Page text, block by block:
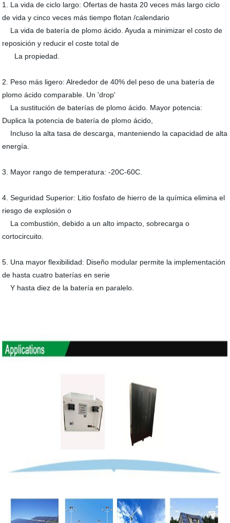
1. La vida de ciclo largo: Ofertas de hasta 20 veces más largo ciclo
de vida y cinco veces más tiempo flotan /calendario
La vida de batería de plomo ácido. Ayuda a minimizar el costo de
reposición y reducir el coste total de
La propiedad.
2. Peso más ligero: Alrededor de 40% del peso de una batería de
plomo ácido comparable. Un 'drop'
La sustitución de baterías de plomo ácido. Mayor potencia:
Duplica la potencia de batería de plomo ácido,
Incluso la alta tasa de descarga, manteniendo la capacidad de alta
energía.
3. Mayor rango de temperatura: -20C-60C.
4. Seguridad Superior: Litio fosfato de hierro de la química elimina el
riesgo de explosión o
La combustión, debido a un alto impacto, sobrecarga o
cortocircuito.
5. Una mayor flexibilidad: Diseño modular permite la implementación
de hasta cuatro baterías en serie
Y hasta diez de la batería en paralelo.